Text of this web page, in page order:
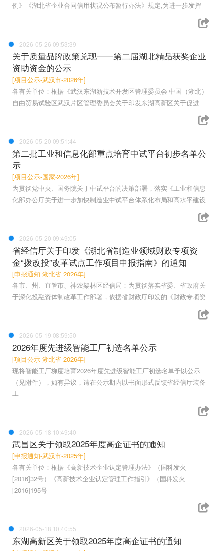
例》《湖北省企业合同信用状况公布暂行办法》规定,为进一步发挥
2026-05-26 09:53:39
关于质量品牌政策兑现——第二届湖北精品获奖企业
资助资金的公示
[项目公示-武汉市-2026年]
各有关单位：根据《武汉东湖新技术开发区管理委员会 中国（湖北）
自由贸易试验区武汉片区管理委员会关于印发东湖高新区关于促进
2026-05-20 09:51:44
第二批工业和信息化部重点培育中试平台初步名单公
示
[项目公示-国家-2026年]
为贯彻党中央、国务院关于中试平台的决策部署，落实《工业和信息
化部办公厅关于进一步加快制造业中试平台体系化布局和高水平建设
2026-05-20 09:49:05
省经信厅关于印发《湖北省制造业领域财政专项资
金“拨改投”改革试点工作项目申报指南》的通知
[申报通知-湖北省-2026年]
各市、州、直管市、神农架林区经信局：为贯彻落实省委、省政府关
于深化投融资体制改革工作部署，依据省财政厅印发的《财政专项资
2026-05-19 08:59:50
2026年度先进级智能工厂初选名单公示
[项目公示-湖北省-2026年]
现将智能工厂梯度培育2026年度先进级智能工厂初选名单予以公示
（见附件），如有异议，请在公示期内以书面形式反馈省经信厅装备
工
2026-05-18 10:49:40
武昌区关于领取2025年度高企证书的通知
[申报通知-武汉市-2025年]
各有关单位：根据《高新技术企业认定管理办法》（国科发火
[2016]32号）《高新技术企业认定管理工作指引》（国科发火
[2016]195号
2026-05-18 10:40:55
东湖高新区关于领取2025年度高企证书的通知